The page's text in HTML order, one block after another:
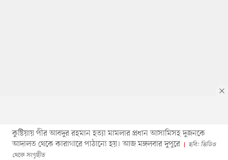
কুষ্টিয়ায় পীর আবদুর রহমান হত্যা মামলার প্রধান আসামিসহ দুজনকে
আদালত থেকে কারাগারে পাঠানো হয়। আজ মঙ্গলবার দুপুরে
ছবি: ভিডিও
থেকে সংগৃহীত